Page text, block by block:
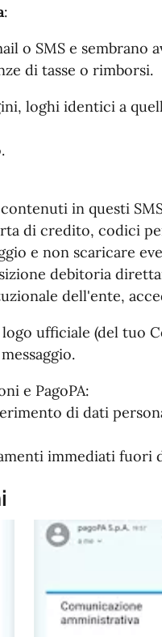
:
o SMS e
di tasse o rimborsi.
loghi identici a
in questi
di credito, codici
e non scaricare
debitoria
dell'ente,
ufficiale (del tuo
e PagoPA:
di dati
immediati fuori